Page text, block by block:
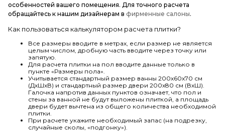
особенностей вашего помещения. Для точного расчета
обращайтесь к нашим дизайнерам в фирменные салоны.
Как пользоваться калькулятором расчета плитки?
Все размеры вводите в метрах, если размер не является
целым числом, дробную часть вводите через точку или
запятую.
Для расчета плитки на пол вводите данные только в
пункте «Размеры пола».
Учитывается стандартный размер ванны 200х60х70 см
(ДхШхВ) и стандартный размер двери 200х80 см (ВхШ).
Галочка напротив данных пунктов означает, что пол и
стены за ванной не будут выложены плиткой, а площадь
двери будет вычтена из общего количества необходимой
плитки.
При расчете укажите необходимый запас (на подрезку,
случайные сколы, «подгонку»).